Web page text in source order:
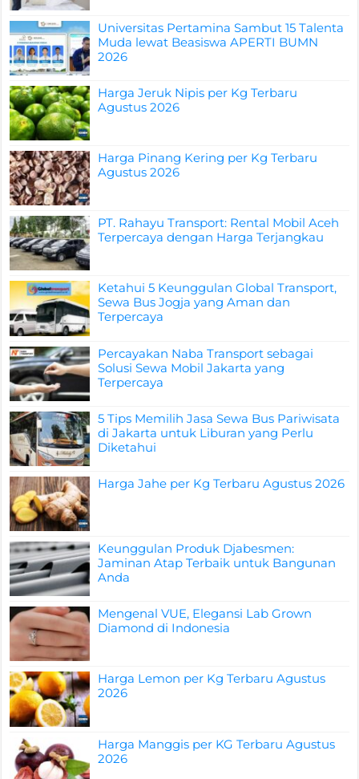
Universitas Pertamina Sambut 15 Talenta
Muda lewat Beasiswa APERTI BUMN
2026
Harga Jeruk Nipis per Kg Terbaru
Agustus 2026
Harga Pinang Kering per Kg Terbaru
Agustus 2026
PT. Rahayu Transport: Rental Mobil Aceh
Terpercaya dengan Harga Terjangkau
Ketahui 5 Keunggulan Global Transport,
Sewa Bus Jogja yang Aman dan
Terpercaya
Percayakan Naba Transport sebagai
Solusi Sewa Mobil Jakarta yang
Terpercaya
5 Tips Memilih Jasa Sewa Bus Pariwisata
di Jakarta untuk Liburan yang Perlu
Diketahui
Harga Jahe per Kg Terbaru Agustus 2026
Keunggulan Produk Djabesmen:
Jaminan Atap Terbaik untuk Bangunan
Anda
Mengenal VUE, Elegansi Lab Grown
Diamond di Indonesia
Harga Lemon per Kg Terbaru Agustus
2026
Harga Manggis per KG Terbaru Agustus
2026